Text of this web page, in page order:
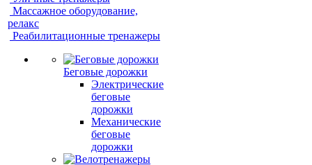
Массажное оборудование,
релакс
Реабилитационные тренажеры
Беговые дорожки
Электрические
беговые
дорожки
Механические
беговые
дорожки